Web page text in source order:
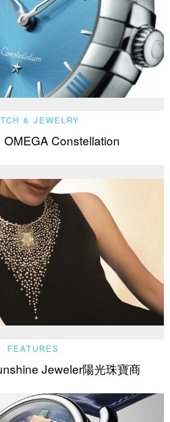
& JEWELRY
OMEGA Constellation
FEATURES
Jeweler陽光珠寶商